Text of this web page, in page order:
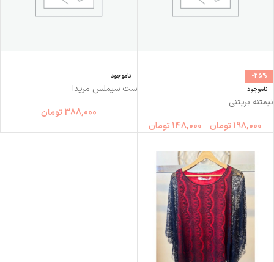
-25%
ناموجود
نیمتنه بریتنی
198,000 تومان–
148,000 تومان
ناموجود
ست سیملس مریدا
388,000 تومان